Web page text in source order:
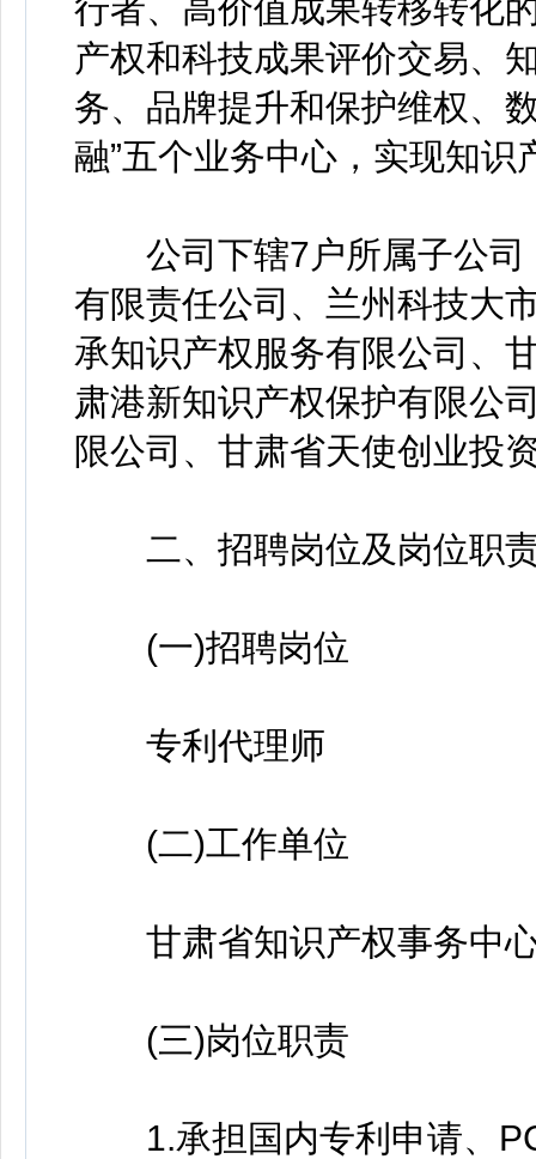
行者、高价值成果转移转化
产权和科技成果评价交易、
务、品牌提升和保护维权、
融”五个业务中心，实现知
公司下辖7户所属子公司
有限责任公司、兰州科技大
承知识产权服务有限公司、
肃港新知识产权保护有限公
限公司、甘肃省天使创业投
二、招聘岗位及岗位职
(一)招聘岗位
专利代理师
(二)工作单位
甘肃省知识产权事务中心
(三)岗位职责
1.承担国内专利申请、